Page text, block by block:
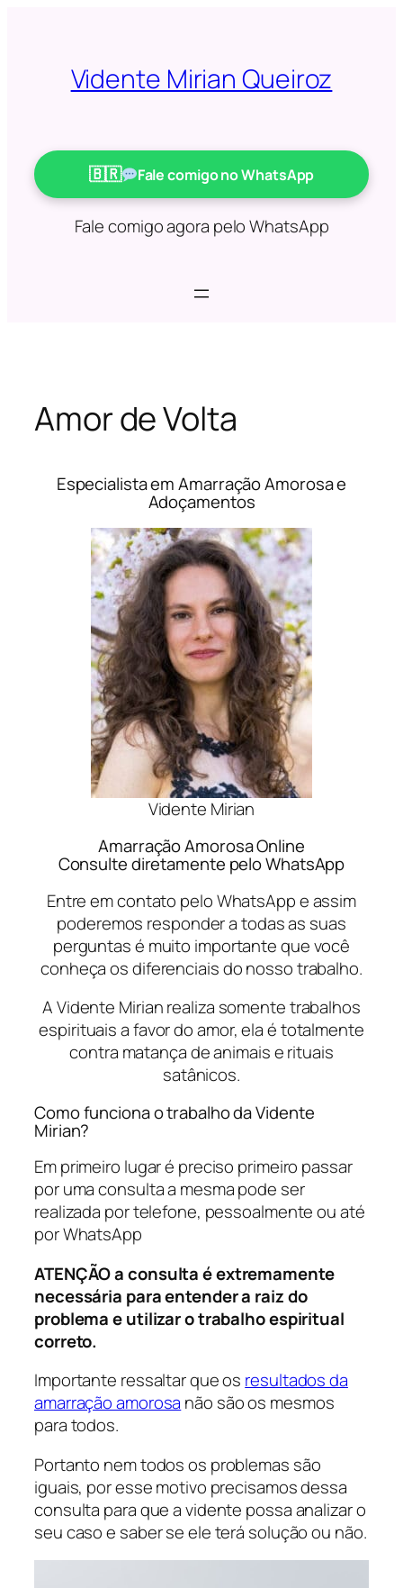
conteúdoVidente Mirian Queiroz
Fale comigo no WhatsApp
Fale comigo agora pelo WhatsApp
Amor de Volta
Especialista em Amarração Amorosa e
Adoçamentos
Vidente Mirian
Amarração Amorosa Online
Consulte diretamente pelo WhatsApp
Entre em contato pelo WhatsApp e assim
poderemos responder a todas as suas
perguntas é muito importante que você
conheça os diferenciais do nosso trabalho.
A Vidente Mirian realiza somente trabalhos
espirituais a favor do amor, ela é totalmente
contra matança de animais e rituais
satânicos.
Como funciona o trabalho da Vidente
Mirian?
Em primeiro lugar é preciso primeiro passar
por uma consulta a mesma pode ser
realizada por telefone, pessoalmente ou até
por WhatsApp
ATENÇÃO a consulta é extremamente
necessária para entender a raiz do
problema e utilizar o trabalho espiritual
correto.
Importante ressaltar que os resultados da
amarração amorosa não são os mesmos
para todos.
Portanto nem todos os problemas são
iguais, por esse motivo precisamos dessa
consulta para que a vidente possa analizar o
seu caso e saber se ele terá solução ou não.